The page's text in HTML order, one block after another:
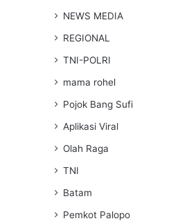
NEWS MEDIA
REGIONAL
TNI-POLRI
mama rohel
Pojok Bang Sufi
Aplikasi Viral
Olah Raga
TNI
Batam
Pemkot Palopo